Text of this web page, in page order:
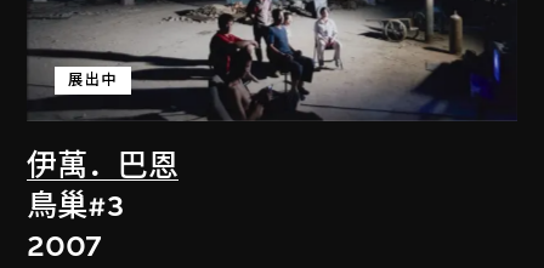
伊萬．巴恩
展出中
鳥巢#3
2007